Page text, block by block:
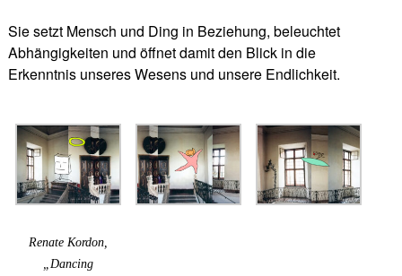
Sie setzt Mensch und Ding in Beziehung, beleuchtet
Abhängigkeiten und öffnet damit den Blick in die
Erkenntnis unseres Wesens und unsere Endlichkeit.
Renate Kordon,
„Dancing